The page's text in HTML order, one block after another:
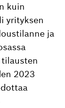
kuin
yrityksen
ja
tilausten
2023